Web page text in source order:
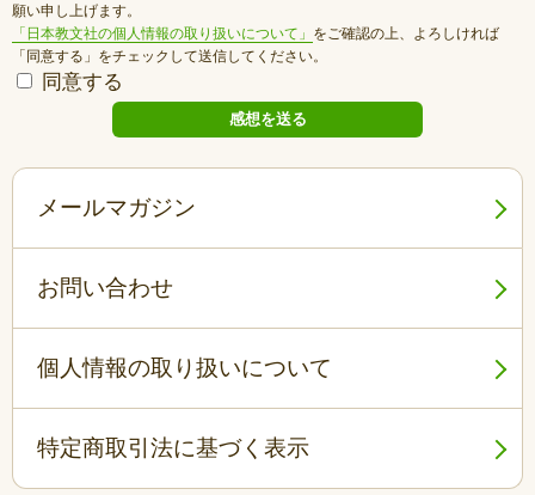
願い申し上げます。
「日本教文社の個人情報の取り扱いについて」 をご確認の上、よろしければ
「同意する」をチェックして送信してください。
同意する
メールマガジン
お問い合わせ
個人情報の取り扱いについて
特定商取引法に基づく表示